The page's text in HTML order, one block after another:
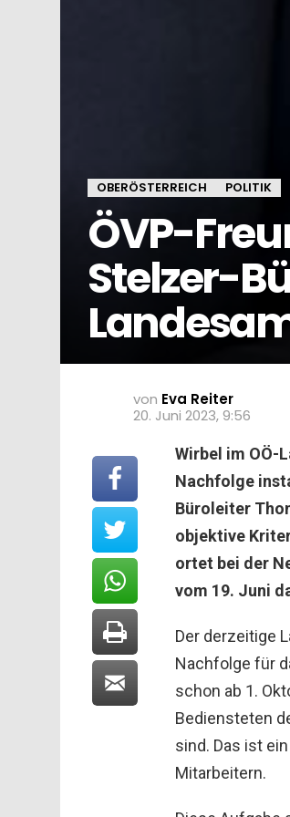
OBERÖSTERREICH POLITIK
ÖVP-
Stelzer-
von Eva Reiter
20. Juni 2023, 9:56
Wirbel im OÖ-
Nachfolge
Büroleiter
objektive
ortet bei der
vom 19. Juni
Der derzeitige
Nachfolge für
schon ab 1.
Bediensteten
sind. Das ist
Mitarbeitern.